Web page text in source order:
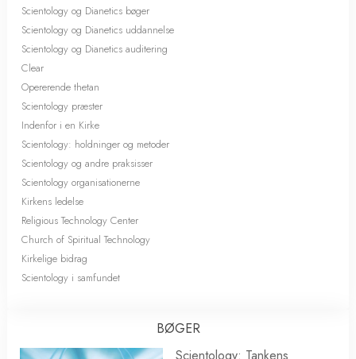
Scientology og Dianetics bøger
Scientology og Dianetics uddannelse
Scientology og Dianetics auditering
Clear
Opererende thetan
Scientology præster
Indenfor i en Kirke
Scientology: holdninger og metoder
Scientology og andre praksisser
Scientology organisationerne
Kirkens ledelse
Religious Technology Center
Church of Spiritual Technology
Kirkelige bidrag
Scientology i samfundet
BØGER
Scientology: Tankens